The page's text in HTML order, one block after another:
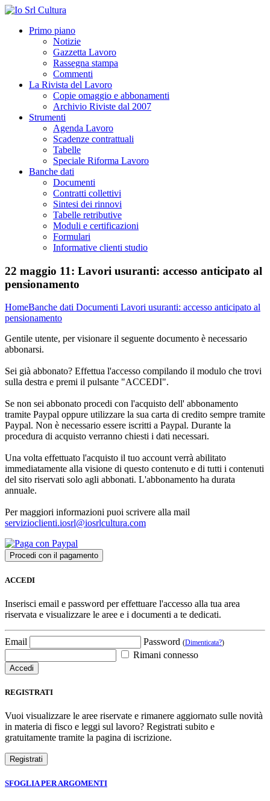
Primo piano
Notizie
Gazzetta Lavoro
Rassegna stampa
Commenti
La Rivista del Lavoro
Copie omaggio e abbonamenti
Archivio Riviste dal 2007
Strumenti
Agenda Lavoro
Scadenze contrattuali
Tabelle
Speciale Riforma Lavoro
Banche dati
Documenti
Contratti collettivi
Sintesi dei rinnovi
Tabelle retributive
Moduli e certificazioni
Formulari
Informative clienti studio
22 maggio 11: Lavori usuranti: accesso anticipato al
pensionamento
HomeBanche dati Documenti Lavori usuranti: accesso anticipato al
pensionamento
Gentile utente, per visionare il seguente documento è necessario
abbonarsi.
Sei già abbonato? Effettua l'accesso compilando il modulo che trovi
sulla destra e premi il pulsante "ACCEDI".
Se non sei abbonato procedi con l'acquisto dell' abbonamento
tramite Paypal oppure utilizzare la sua carta di credito sempre tramite
Paypal. Non è necessario essere iscritti a Paypal. Durante la
procedura di acquisto verranno chiesti i dati necessari.
Una volta effettuato l'acquisto il tuo account verrà abilitato
immediatamente alla visione di questo contenuto e di tutti i contenuti
del sito riservati solo agli abbonati. L'abbonamento ha durata
annuale.
Per maggiori informazioni puoi scrivere alla mail
servizioclienti.iosrl@iosrlcultura.com
ACCEDI
Inserisci email e password per effettuare l'accesso alla tua area
riservata e visualizzare le aree e i documenti a te dedicati.
Email Password (Dimenticata?)
Rimani connesso
REGISTRATI
Vuoi visualizzare le aree riservate e rimanere aggiornato sulle novità
in materia di fisco e leggi sul lavoro? Registrati subito e
gratuitamente tramite la pagina di iscrizione.
SFOGLIA PER ARGOMENTI